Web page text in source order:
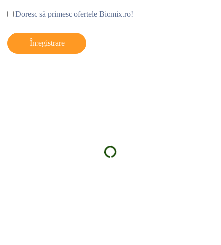
Doresc să primesc ofertele Biomix.ro!
Înregistrare